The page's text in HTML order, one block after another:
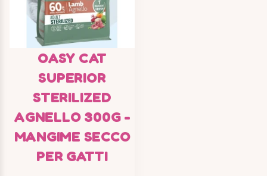
OASY CAT
SUPERIOR
STERILIZED
AGNELLO 300G -
MANGIME SECCO
PER GATTI